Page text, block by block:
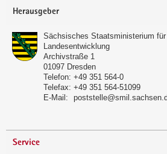
Footer-
Herausgeber
Sächsisches Staatsministerium
Landesentwicklung
Archivstraße 1
01097 Dresden
Telefon: +49 351 564-0
Telefax: +49 351 564-51099
E-Mail:
Service